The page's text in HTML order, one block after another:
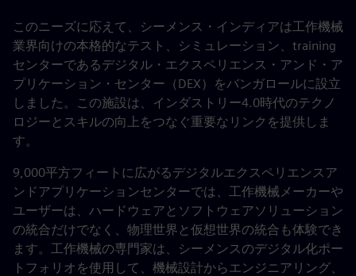
このニーズに応えて、シーメンス・インディアは工作機械
業界向けの本格的なテスト、シミュレーション、training
センターであるデジタル・エクスペリエンス・アンド・ア
プリケーション・センター（DEX）をバンガロールに設立
しました。この施設は、インダストリー4.0時代のテクノ
ロジーとスキルの向上をつなぐ重要なリンクを提供しま
す。
9,000平方フィートに広がるデジタルエクスペリエンスア
ンドアプリケーションセンターでは、工作機械メーカーや
ユーザーは、ハードウェアとソフトウェアソリューション
の統合だけでなく、物理世界と仮想世界の統合も体験でき
ます。工作機械の専門家は、シーメンスのデジタル化ポー
トフォリオを使用して、機械設計からエンジニアリング、